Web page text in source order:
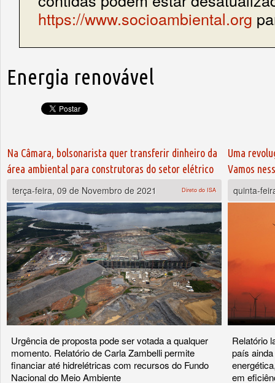
https://www.socioambiental.org
Energia renovável
Na Câmara, bolsonarista quer transferir dinheiro da
área ambiental para construtoras do setor elétrico
terça-feira, 09 de Novembro de 2021
Direto do ISA
Urgência de proposta pode ser votada a qualquer
momento. Relatório de Carla Zambelli permite
financiar até hidrelétricas com recursos do Fundo
Nacional do Meio Ambiente
Uma
Vamos
quinta-
Relatório
país
em